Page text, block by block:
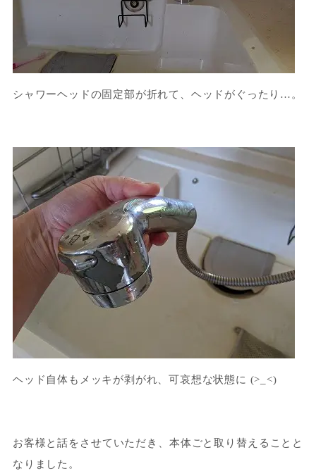
シャワーヘッドの固定部が折れて、ヘッドがぐったり…。
ヘッド自体もメッキが剥がれ、可哀想な状態に (>_<)
お客様と話をさせていただき、本体ごと取り替えることと
なりました。